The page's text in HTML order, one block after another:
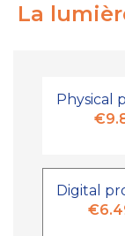
La
Physical
Digital